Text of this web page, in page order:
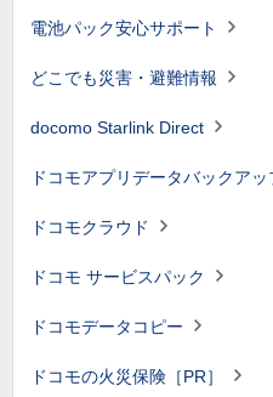
電池パック安心サポート
どこでも災害・避難情報
docomo Starlink Direct
ドコモアプリデータバックアッ
ドコモクラウド
ドコモ サービスパック
ドコモデータコピー
ドコモの火災保険［PR］